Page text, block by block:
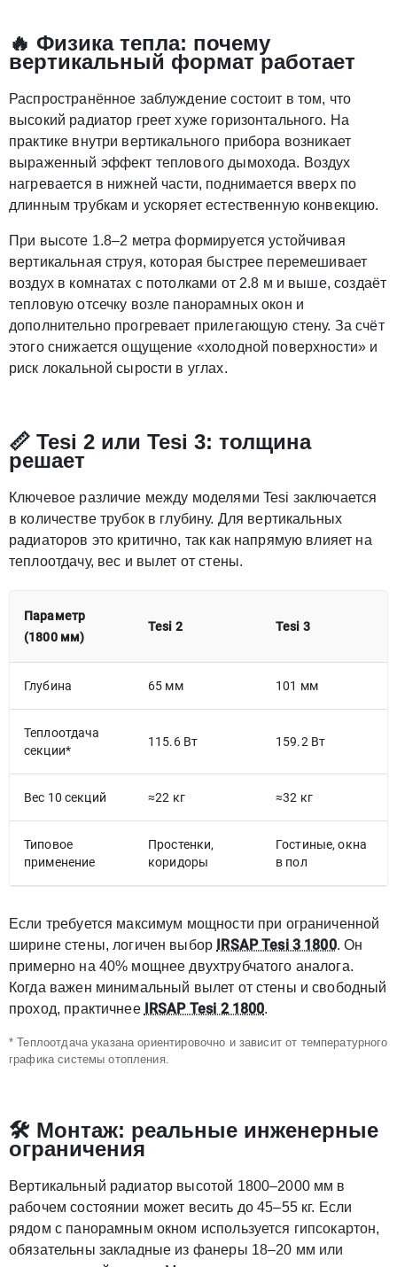
🔥 Физика тепла: почему
вертикальный формат работает
Распространённое заблуждение состоит в том, что
высокий радиатор греет хуже горизонтального. На
практике внутри вертикального прибора возникает
выраженный эффект теплового дымохода. Воздух
нагревается в нижней части, поднимается вверх по
длинным трубкам и ускоряет естественную конвекцию.
При высоте 1.8–2 метра формируется устойчивая
вертикальная струя, которая быстрее перемешивает
воздух в комнатах с потолками от 2.8 м и выше, создаёт
тепловую отсечку возле панорамных окон и
дополнительно прогревает прилегающую стену. За счёт
этого снижается ощущение «холодной поверхности» и
риск локальной сырости в углах.
📏 Tesi 2 или Tesi 3: толщина
решает
Ключевое различие между моделями Tesi заключается
в количестве трубок в глубину. Для вертикальных
радиаторов это критично, так как напрямую влияет на
теплоотдачу, вес и вылет от стены.
Параметр
(1800 мм)
Tesi 2 Tesi 3
Глубина 65 мм 101 мм
Теплоотдача
секции*
115.6 Вт 159.2 Вт
Вес 10 секций ≈22 кг ≈32 кг
Типовое
применение
Простенки,
коридоры
Гостиные, окна
в пол
Если требуется максимум мощности при ограниченной
ширине стены, логичен выбор IRSAP Tesi 3 1800. Он
примерно на 40% мощнее двухтрубчатого аналога.
Когда важен минимальный вылет от стены и свободный
проход, практичнее IRSAP Tesi 2 1800.
* Теплоотдача указана ориентировочно и зависит от температурного
графика системы отопления.
🛠 Монтаж: реальные инженерные
ограничения
Вертикальный радиатор высотой 1800–2000 мм в
рабочем состоянии может весить до 45–55 кг. Если
рядом с панорамным окном используется гипсокартон,
обязательны закладные из фанеры 18–20 мм или